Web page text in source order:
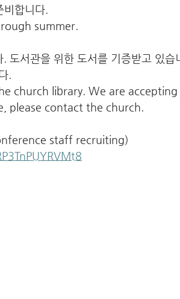
비합니다.
summer.
서관을 위한 도서를 기증받고 있습
.
church library. We are
please contact the church.
staff recruiting)